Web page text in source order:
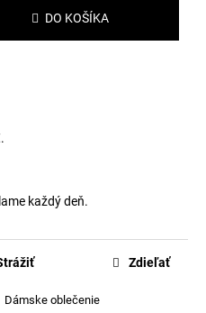
DO KOŠÍKA
každý deň.
Dámske oblečenie
Zdieľať